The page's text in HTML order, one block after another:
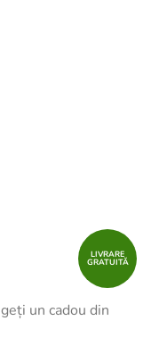
LIVRARE
GRATUITĂ
un cadou din